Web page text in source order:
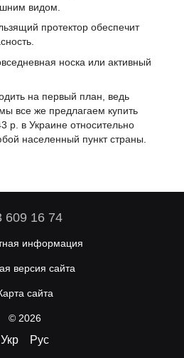
видом.
протектор обеспечит
носка или активный
на первый план, ведь
все же предлагаем купить
р. в Украине относительно
населенный пункт страны.
609 16 74
информация
версия сайта
сайта
© 2026
Укр Рус